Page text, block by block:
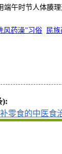
端午时节人体腠
风药澡”习俗 民
):
零食的中医食